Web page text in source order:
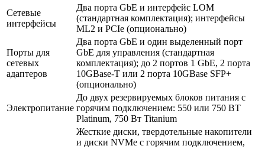
Сетевые
интерфейсы
Два порта GbE и интерфейс LOM
(стандартная комплектация); интерфейсы
ML2 и PCIe (опционально)
Порты для
сетевых
адаптеров
Два порта GbE и один выделенный порт
GbE для управления (стандартная
комплектация); до 2 портов 1 GbE, 2 порта
10GBase-T или 2 порта 10GBase SFP+
(опционально)
Электропитание
До двух резервируемых блоков питания с
горячим подключением: 550 или 750 ВТ
Platinum, 750 Вт Titanium
Жесткие диски, твердотельные накопители
и диски NVMe с горячим подключением,